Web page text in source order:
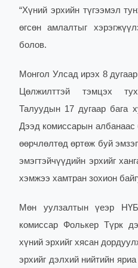
“Хүний эрхийн түгээмэл
өгсөн амлалтыг
болов.
Монгол Улсад ирэх 8
Цөлжилттэй тэмцэх
Талуудын 17 дугаар бага
Дээд комиссарын албанаас
өөрчлөлтөд өртөж буй
эмэгтэйчүүдийн эрхийг
хэмжээ хамтран зохион
Мөн уулзалтын үеэр
комиссар Фолькер Түрк
хүний эрхийг хясан
эрхийг дэлхий нийтийн